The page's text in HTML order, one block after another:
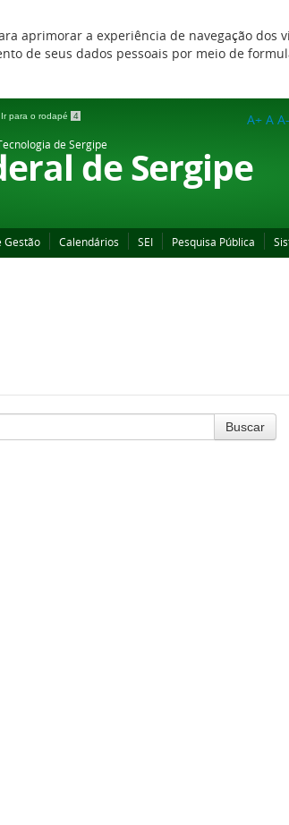
aprimorar a experiência de navegação
de seus dados pessoais por meio de
Ir para o rodapé 4 A+ A A-
de Sergipe
de Sergipe
Gestão Calendários SEI Pesquisa Pública
Buscar